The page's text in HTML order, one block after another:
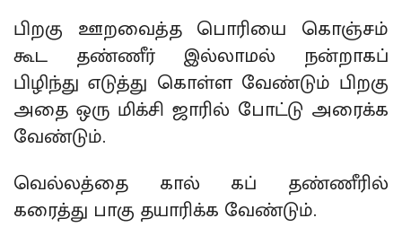
பிறகு ஊறவைத்த பொரியை கொஞ்சம்
கூட தண்ணீர் இல்லாமல் நன்றாகப்
பிழிந்து எடுத்து கொள்ள வேண்டும் பிறகு
அதை ஒரு மிக்சி ஜாரில் போட்டு அரைக்க
வேண்டும்.
வெல்லத்தை கால் கப் தண்ணீரில்
கரைத்து பாகு தயாரிக்க வேண்டும்.